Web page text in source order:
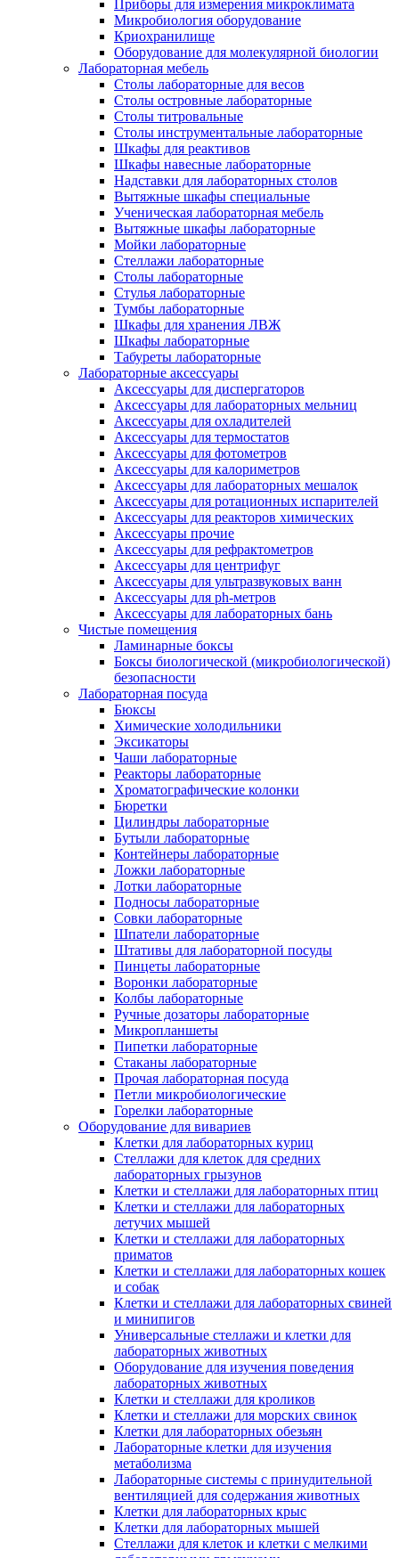
Приборы для измерения микроклимата
Микробиология оборудование
Криохранилище
Оборудование для молекулярной биологии
Лабораторная мебель
Столы лабораторные для весов
Столы островные лабораторные
Столы титровальные
Столы инструментальные лабораторные
Шкафы для реактивов
Шкафы навесные лабораторные
Надставки для лабораторных столов
Вытяжные шкафы специальные
Ученическая лабораторная мебель
Вытяжные шкафы лабораторные
Мойки лабораторные
Стеллажи лабораторные
Столы лабораторные
Стулья лабораторные
Тумбы лабораторные
Шкафы для хранения ЛВЖ
Шкафы лабораторные
Табуреты лабораторные
Лабораторные аксессуары
Аксессуары для диспергаторов
Аксессуары для лабораторных мельниц
Аксессуары для охладителей
Аксессуары для термостатов
Аксессуары для фотометров
Аксессуары для калориметров
Аксессуары для лабораторных мешалок
Аксессуары для ротационных испарителей
Аксессуары для реакторов химических
Аксессуары прочие
Аксессуары для рефрактометров
Аксессуары для центрифуг
Аксессуары для ультразвуковых ванн
Аксессуары для ph-метров
Аксессуары для лабораторных бань
Чистые помещения
Ламинарные боксы
Боксы биологической (микробиологической)
безопасности
Лабораторная посуда
Бюксы
Химические холодильники
Эксикаторы
Чаши лабораторные
Реакторы лабораторные
Хроматографические колонки
Бюретки
Цилиндры лабораторные
Бутыли лабораторные
Контейнеры лабораторные
Ложки лабораторные
Лотки лабораторные
Подносы лабораторные
Совки лабораторные
Шпатели лабораторные
Штативы для лабораторной посуды
Пинцеты лабораторные
Воронки лабораторные
Колбы лабораторные
Ручные дозаторы лабораторные
Микропланшеты
Пипетки лабораторные
Стаканы лабораторные
Прочая лабораторная посуда
Петли микробиологические
Горелки лабораторные
Оборудование для вивариев
Клетки для лабораторных куриц
Стеллажи для клеток для средних
лабораторных грызунов
Клетки и стеллажи для лабораторных птиц
Клетки и стеллажи для лабораторных
летучих мышей
Клетки и стеллажи для лабораторных
приматов
Клетки и стеллажи для лабораторных кошек
и собак
Клетки и стеллажи для лабораторных свиней
и минипигов
Универсальные стеллажи и клетки для
лабораторных животных
Оборудование для изучения поведения
лабораторных животных
Клетки и стеллажи для кроликов
Клетки и стеллажи для морских свинок
Клетки для лабораторных обезьян
Лабораторные клетки для изучения
метаболизма
Лабораторные системы с принудительной
вентиляцией для содержания животных
Клетки для лабораторных крыс
Клетки для лабораторных мышей
Стеллажи для клеток и клетки с мелкими